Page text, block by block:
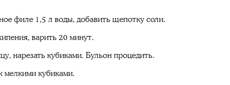
филе 1,5 л воды, добавить щепотку соли.
варить 20 минут.
нарезать кубиками. Бульон процедить.
мелкими кубиками.